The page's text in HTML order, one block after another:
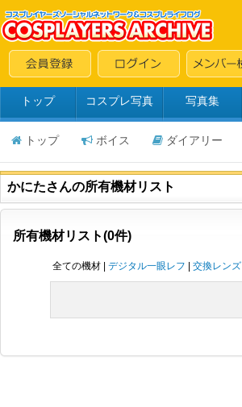
トップ コスプレ写真 写真集
トップ ボイス ダイアリー
かにたさんの所有機材リスト
所有機材リスト(0件)
全ての機材 | デジタル一眼レフ 交換レンズ